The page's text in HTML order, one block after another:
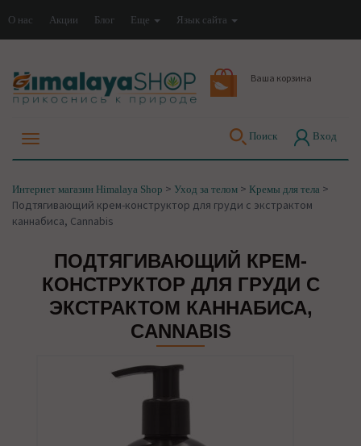
О нас Акции Блог Еще Язык сайта
Ваша корзина
Поиск Вход
Интернет магазин Himalaya Shop > Уход за телом > Кремы для тела >
Подтягивающий крем-конструктор для груди с экстрактом
каннабиса, Cannabis
ПОДТЯГИВАЮЩИЙ КРЕМ-
КОНСТРУКТОР ДЛЯ ГРУДИ С
ЭКСТРАКТОМ КАННАБИСА,
CANNABIS